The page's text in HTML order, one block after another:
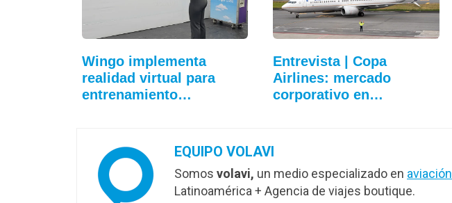
Wingo implementa
realidad virtual para
entrenamiento…
Entrevista | Copa
Airlines: mercado
corporativo en…
EQUIPO VOLAVI
Somos volavi, un medio especializado en aviación
Latinoamérica + Agencia de viajes boutique.